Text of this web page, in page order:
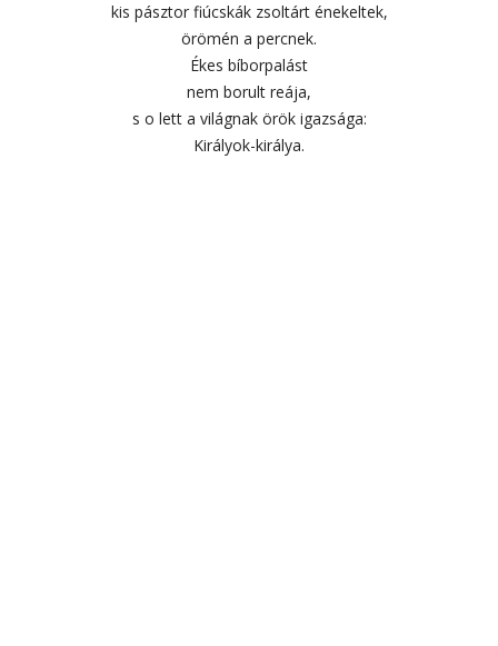
kis pásztor fiúcskák zsoltárt énekeltek,
örömén a percnek.
Ékes bíborpalást
nem borult reája,
s o lett a világnak örök igazsága:
Királyok-királya.